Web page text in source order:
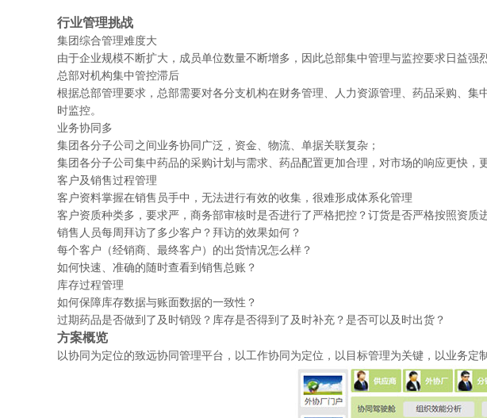
点线面结合，安全
全级次穿透，数智
行业管理挑战
集团综合管理难度大
由于企业规模不断扩大，成员单位数量不断增多，因此总部集中管理与监控要求日益
总部对机构集中管控滞后
根据总部管理要求，总部需要对各分支机构在财务管理、人力资源管理、药品采购、
时监控。
业务协同多
集团各分子公司之间业务协同广泛，资金、物流、单据关联复杂；
集团各分子公司集中药品的采购计划与需求、药品配置更加合理，对市场的响应更快，
客户及销售过程管理
客户资料掌握在销售员手中，无法进行有效的收集，很难形成体系化管理
客户资质种类多，要求严，商务部审核时是否进行了严格把控？订货是否严格按照资质
销售人员每周拜访了多少客户？拜访的效果如何？
每个客户（经销商、最终客户）的出货情况怎么样？
如何快速、准确的随时查看到销售总账？
库存过程管理
如何保障库存数据与账面数据的一致性？
过期药品是否做到了及时销毁？库存是否得到了及时补充？是否可以及时出货？
方案概览
以协同为定位的致远协同管理平台，以工作协同为定位，以目标管理为关键，以业务